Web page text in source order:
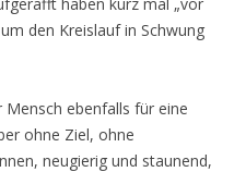
den Kreislauf in Schwung
Mensch ebenfalls für eine
ohne Ziel, ohne
neugierig und staunend,